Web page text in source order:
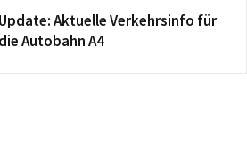
Update: Aktuelle Verkehrsinfo für
die Autobahn A4